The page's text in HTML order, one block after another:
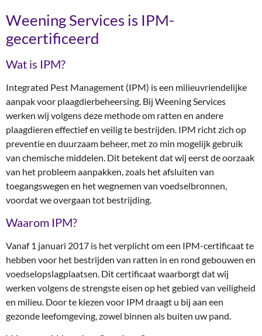
Weening Services is IPM-
gecertificeerd
Wat is IPM?
Integrated Pest Management (IPM) is een milieuvriendelijke
aanpak voor plaagdierbeheersing. Bij Weening Services
werken wij volgens deze methode om ratten en andere
plaagdieren effectief en veilig te bestrijden. IPM richt zich op
preventie en duurzaam beheer, met zo min mogelijk gebruik
van chemische middelen. Dit betekent dat wij eerst de oorzaak
van het probleem aanpakken, zoals het afsluiten van
toegangswegen en het wegnemen van voedselbronnen,
voordat we overgaan tot bestrijding.
Waarom IPM?
Vanaf 1 januari 2017 is het verplicht om een IPM-certificaat te
hebben voor het bestrijden van ratten in en rond gebouwen en
voedselopslagplaatsen. Dit certificaat waarborgt dat wij
werken volgens de strengste eisen op het gebied van veiligheid
en milieu. Door te kiezen voor IPM draagt u bij aan een
gezonde leefomgeving, zowel binnen als buiten uw pand.